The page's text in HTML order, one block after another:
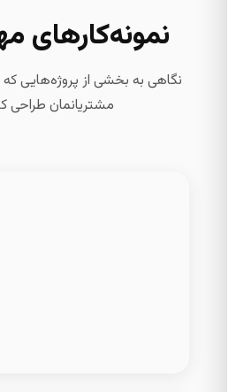
نمونه‌کارهای
نگاهی به بخشی از پروژه‌هایی
مشتریانمان طراحی